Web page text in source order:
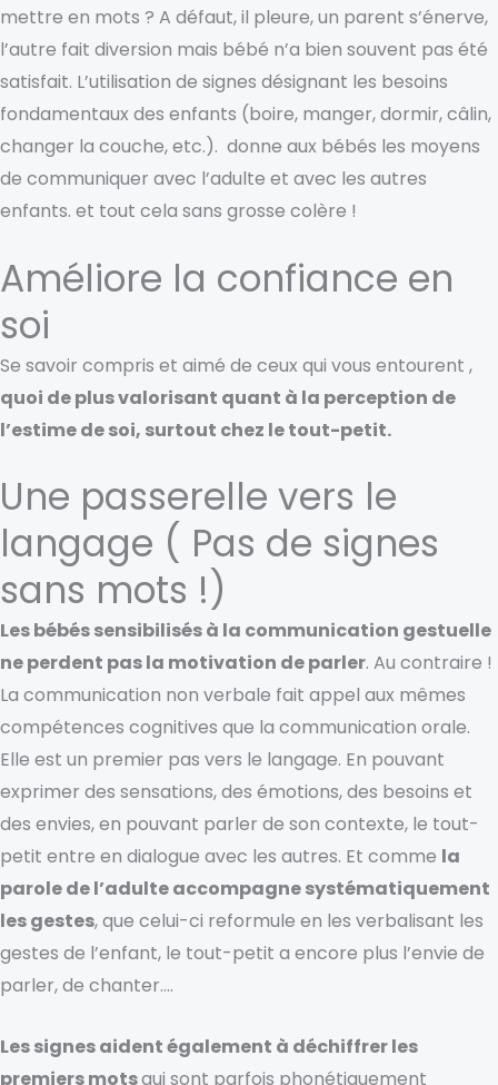
mettre en mots ? A défaut, il pleure,un parent s’énerve,
l’autre fait diversion mais bébé n’a bien souvent pas été
satisfait. L’utilisation de signes désignant les besoins
fondamentaux des enfants (boire, manger, dormir, câlin,
changer la couche, etc.). donne aux bébés les moyens
de communiquer avec l’adulte et avec les autres
enfants. et tout cela sans grosse colère !
Améliore la confiance en
soi
Se savoir compris et aimé de ceux qui vous entourent ,
quoi de plus valorisant quant à la perception de
l’estime de soi, surtout chez le tout-petit.
Une passerelle vers le
langage ( Pas de signes
sans mots !)
Les bébés sensibilisés à la communication gestuelle
ne perdent pas la motivation de parler. Au contraire !
La communication non verbale fait appel aux mêmes
compétences cognitives que la communication orale.
Elle est un premier pas vers le langage. En pouvant
exprimer des sensations, des émotions,des besoins et
des envies,en pouvant parler de son contexte, le tout-
petit entre en dialogue avec les autres. Et comme la
parole de l’adulte accompagne systématiquement
les gestes,que celui-ci reformule en les verbalisant les
gestes de l’enfant, le tout-petit a encore plus l’envie de
parler, de chanter….
Les signes aident également à déchiffrer les
premiers motsqui sont parfois phonétiquement